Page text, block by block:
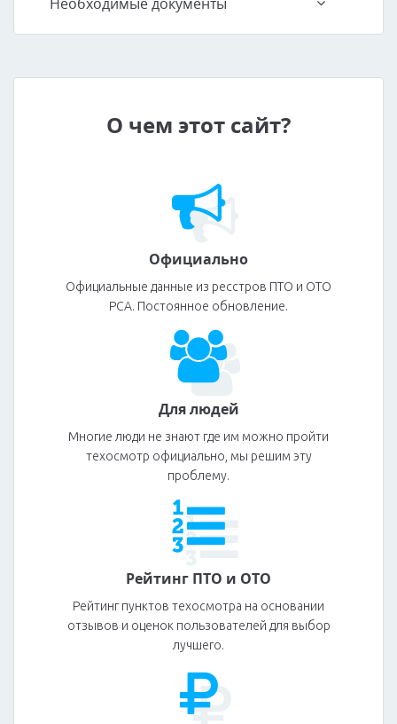
О чем этот сайт?
Официально
Официальные данные из ресстров ПТО и ОТО
РСА. Постоянное обновление.
Для людей
Многие люди не знают где им можно пройти
техосмотр официально, мы решим эту
проблему.
Рейтинг ПТО и ОТО
Рейтинг пунктов техосмотра на основании
отзывов и оценок пользователей для выбор
лучшего.